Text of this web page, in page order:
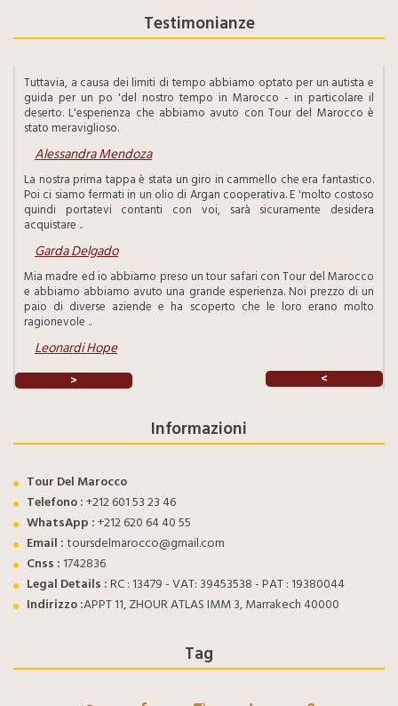
Testimonianze
Tuttavia, a causa dei limiti di tempo abbiamo optato per un autista e
guida per un po 'del nostro tempo in Marocco - in particolare il
deserto. L'esperienza che abbiamo avuto con Tour del Marocco è
stato meraviglioso.
Alessandra Mendoza
La nostra prima tappa è stata un giro in cammello che era fantastico.
Poi ci siamo fermati in un olio di Argan cooperativa. E 'molto costoso
quindi portatevi contanti con voi, sarà sicuramente desidera
acquistare ..
Garda Delgado
Mia madre ed io abbiamo preso un tour safari con Tour del Marocco
e abbiamo abbiamo avuto una grande esperienza. Noi prezzo di un
paio di diverse aziende e ha scoperto che le loro erano molto
ragionevole ..
Leonardi Hope
> <
Informazioni
Tour Del Marocco
Telefono :+212 601 53 23 46
WhatsApp :+212 620 64 40 55
Email :toursdelmarocco@gmail.com
Cnss : 1742836
Legal Details :RC : 13479 - VAT: 39453538 - PAT : 19380044
Indirizzo :APPT 11, ZHOUR ATLAS IMM 3, Marrakech 40000
Tag